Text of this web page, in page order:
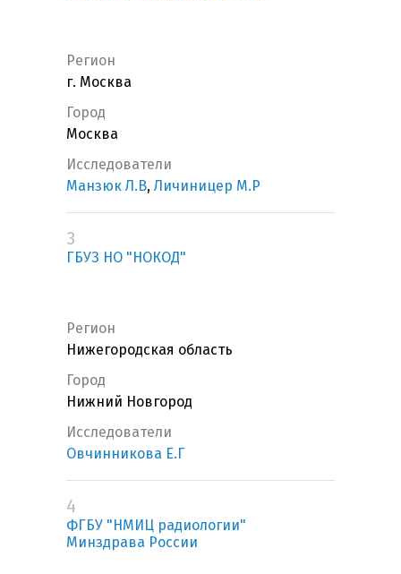
Регион
г. Москва
Город
Москва
Исследователи
Манзюк Л.В, Личиницер М.Р
3
ГБУЗ НО "НОКОД"
Регион
Нижегородская область
Город
Нижний Новгород
Исследователи
Овчинникова Е.Г
4
ФГБУ "НМИЦ радиологии"
Минздрава России